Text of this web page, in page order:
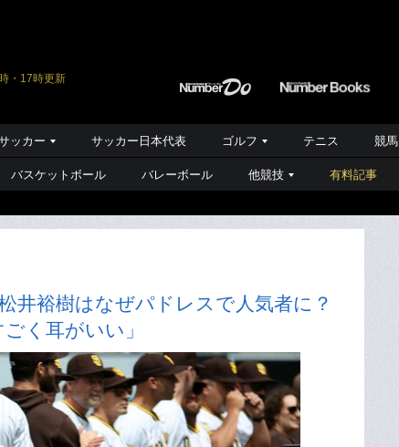
・17時更新
ッカー サッカー日本代表 ゴルフ テニス 競馬
バスケットボール バレーボール 他競技 有料記事
井裕樹はなぜパドレスで人気者に？
く耳がいい」